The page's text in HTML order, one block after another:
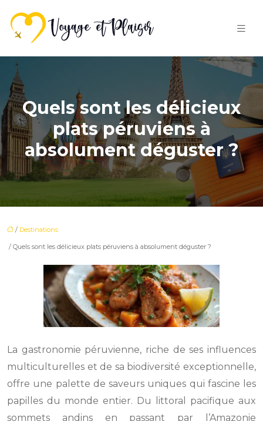
Quels sont les délicieux
plats péruviens à
absolument déguster ?
/ Destinations
/ Quels sont les délicieux plats péruviens à absolument déguster ?
La gastronomie péruvienne, riche de ses influences
multiculturelles et de sa biodiversité exceptionnelle,
offre une palette de saveurs uniques qui fascine les
papilles du monde entier. Du littoral pacifique aux
sommets andins en passant par l’Amazonie